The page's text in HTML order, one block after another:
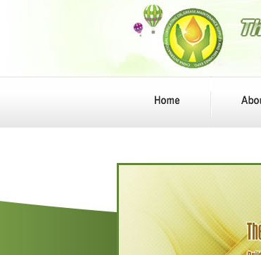
Idemitsu Kosan Co,Ltd
BASF(CHINA)COMPANY IMIT
EMIRATES UBE OIL COMPAN